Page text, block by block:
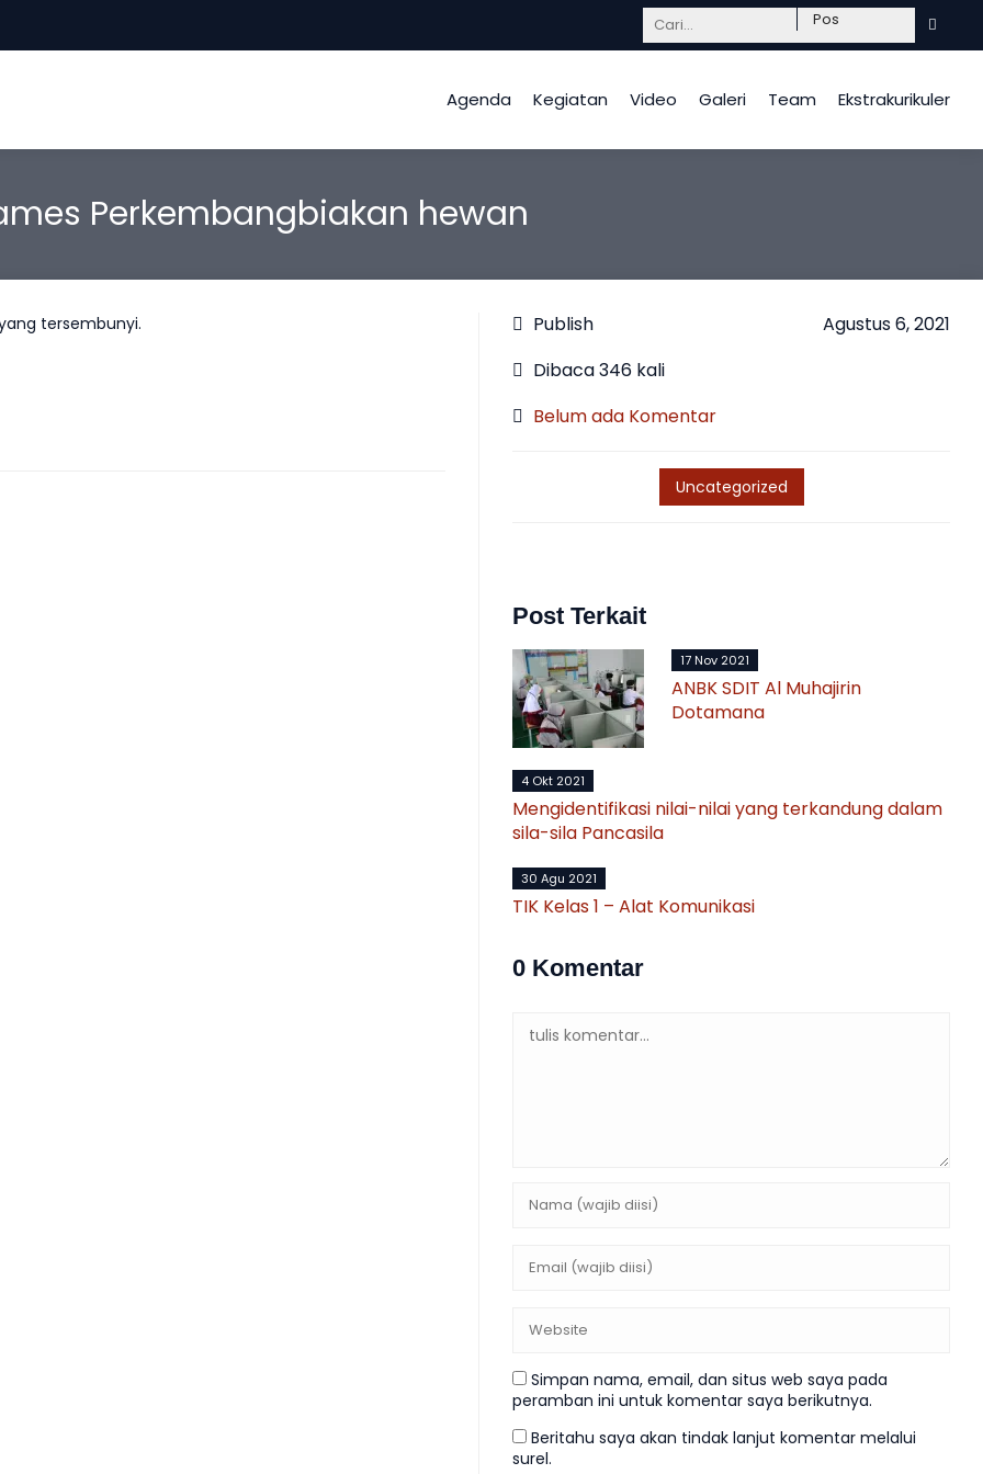
Mendidik dengan hati, InsyaAllah berkah.
Agenda Kegiatan Video Galeri Team Ekstrakurikuler
Perkembangbiakan hewan
tersembunyi. Publish
Agustus 6, 2021
Dibaca 346 kali
Belum ada Komentar
Uncategorized
Post Terkait
17 Nov 2021
ANBK SDIT Al Muhajirin
Dotamana
4 Okt 2021
Mengidentifikasi nilai-nilai yang terkandung dalam
sila-sila Pancasila
30 Agu 2021
TIK Kelas 1 – Alat Komunikasi
0 Komentar
Simpan nama, email, dan situs web saya pada
peramban ini untuk komentar saya berikutnya.
Beritahu saya akan tindak lanjut komentar melalui
surel.